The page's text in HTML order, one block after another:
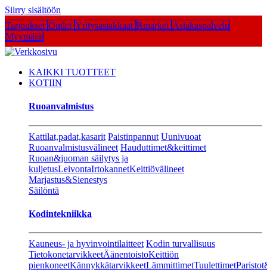
Siirry sisältöön
Tarjoukset Outlet Yritysasiakkaat Rmarket Asiakaspalvelu
Myymälät
KAIKKI TUOTTEET
KOTIIN
Ruoanvalmistus
Kattilat,padat,kasarit Paistinpannut Uunivuoat
Ruoanvalmistusvälineet Hauduttimet&keittimet
Ruoan&juoman säilytys ja
kuljetusLeivontaIrtokannetKeittiövälineet
Marjastus&Sienestys
Säilöntä
Kodintekniikka
Kauneus- ja hyvinvointilaitteet Kodin turvallisuus
TietokonetarvikkeetÄänentoistoKeittiön
pienkoneetKännykkätarvikkeetLämmittimetTuulettimet